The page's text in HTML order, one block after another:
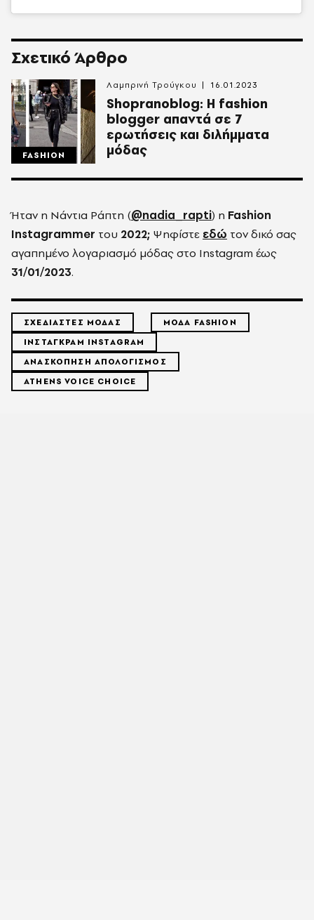
Σχετικό Άρθρο
FASHION
Shopranoblog: Η fashion
blogger απαντά σε 7
ερωτήσεις και διλήμματα
μόδας
Λαμπρινή Τρούγκου 16.01.2023
Ήταν η Νάντια Ράπτη (@nadia_rapti) η Fashion
Instagrammer του 2022; Ψηφίστε εδώ τον δικό σας
αγαπημένο λογαριασμό μόδας στο Instagram έως
31/01/2023.
ΣΧΕΔΙΑΣΤΕΣ ΜΟΔΑΣ
ΜΟΔΑ FASHION
ΙΝΣΤΑΓΚΡΑΜ INSTAGRAM
ΑΝΑΣΚΟΠΗΣΗ ΑΠΟΛΟΓΙΣΜΟΣ
ATHENS VOICE CHOICE